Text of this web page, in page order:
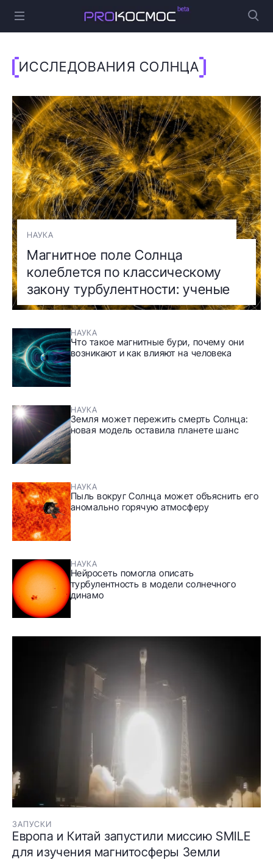
ИССЛЕДОВАНИЯ СОЛНЦА
НАУКА
Магнитное поле Солнца
колеблется по классическому
закону турбулентности: ученые
НАУКА
Что такое магнитные бури, почему они
возникают и как влияют на человека
НАУКА
Земля может пережить смерть Солнца:
новая модель оставила планете шанс
НАУКА
Пыль вокруг Солнца может объяснить его
аномально горячую атмосферу
НАУКА
Нейросеть помогла описать
турбулентность в модели солнечного
динамо
ЗАПУСКИ
Европа и Китай запустили миссию SMILE
для изучения магнитосферы Земли